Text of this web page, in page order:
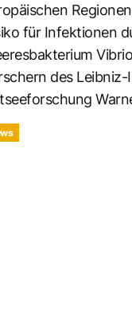
für Infektionen
des